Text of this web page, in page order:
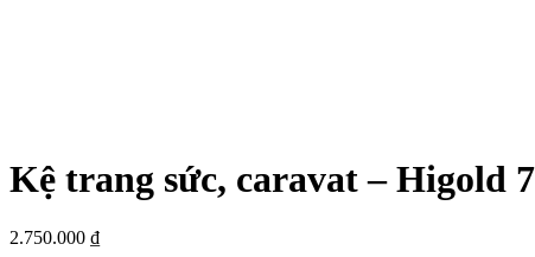
Kệ trang sức, caravat – Higold
2.750.000 ₫